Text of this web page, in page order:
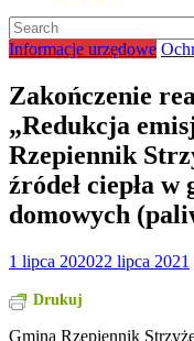
Informacje urzędowe
Zakończenie
„Redukcja
Rzepiennik
źródeł ciepła w
domowych
1 lipca 202022 lipca 2021
Drukuj
Gmina Rzepiennik